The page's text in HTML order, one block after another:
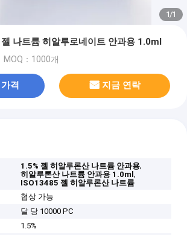
1/1
나트륨 히알루로네이트 안과용 1.0ml
MOQ：1000개
격 지금 연락
1.5% 젤 히알루론산 나트륨 안과용,
히알루론산 나트륨 안과용 1.0ml,
ISO13485 젤 히알루론산 나트륨
협상 가능
달 당 10000 PC
1.5%